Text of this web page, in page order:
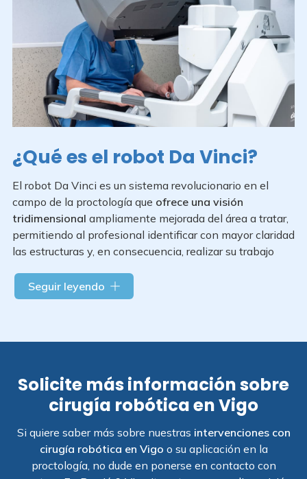
¿Qué es el robot Da Vinci?
El robot Da Vinci es un sistema revolucionario en el
campo de la proctología que ofrece una visión
tridimensional ampliamente mejorada del área a tratar,
permitiendo al profesional identificar con mayor claridad
las estructuras y, en consecuencia, realizar su trabajo
Aunque Da Vinci no es una máquina autónoma capaz de
más precisos, delicados y estables.
Seguir leyendo
Solicite más información sobre
cirugía robótica en Vigo
Si quiere saber más sobre nuestras intervenciones con
cirugía robótica en Vigo o su aplicación en la
proctología, no dude en ponerse en contacto con